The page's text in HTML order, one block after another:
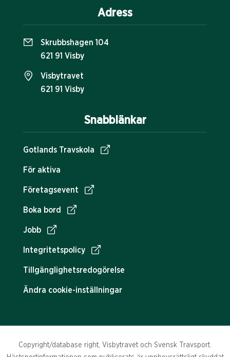
Snabblänkar
Gotlands Travskola
För aktiva
Företagsevent
Boka bord
Jobb
Integritetspolicy
Tillgänglighetsredogörelse
Ändra cookie-inställningar
Adress
Skrubbshagen 104
621 91 Visby
Visbytravet
621 91 Visby
Copyright/database right, Visbytravet och Svensk Travsport.